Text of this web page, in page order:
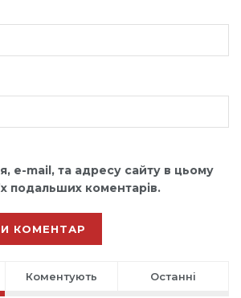
e-mail, та адресу сайту в цьому
подальших коментарів.
Коментують Останні